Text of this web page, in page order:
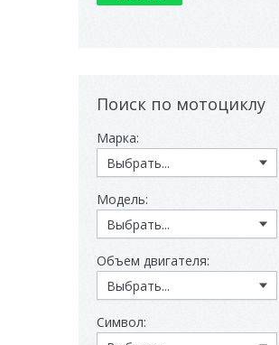
Поиск по мотоциклу
Марка:
Модель:
Объем двигателя:
Символ: